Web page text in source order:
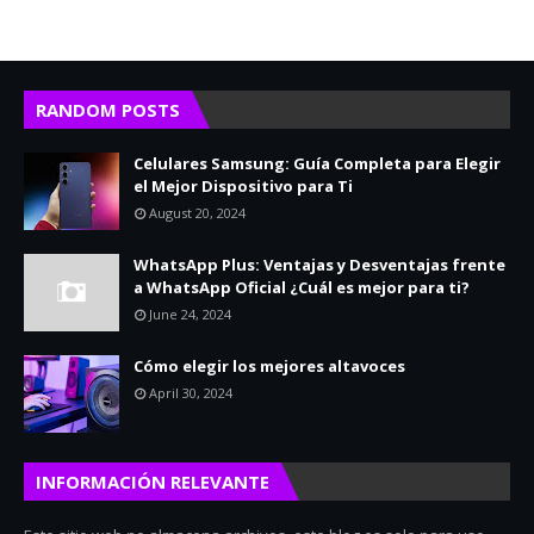
RANDOM POSTS
Celulares Samsung: Guía Completa para Elegir
el Mejor Dispositivo para Ti
August 20, 2024
WhatsApp Plus: Ventajas y Desventajas frente
a WhatsApp Oficial ¿Cuál es mejor para ti?
June 24, 2024
Cómo elegir los mejores altavoces
April 30, 2024
INFORMACIÓN RELEVANTE